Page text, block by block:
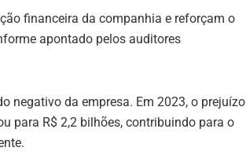
financeira da companhia e reforçam o
apontado pelos auditores
negativo da empresa. Em 2023, o prejuízo
para R$ 2,2 bilhões, contribuindo para o